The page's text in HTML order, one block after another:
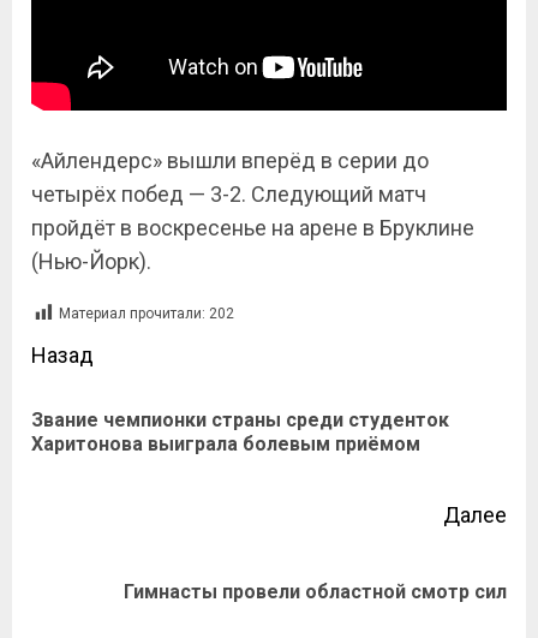
«Айлендерс» вышли вперёд в серии до
четырёх побед — 3-2. Следующий матч
пройдёт в воскресенье на арене в Бруклине
(Нью-Йорк).
Материал прочитали: 202
Назад
Звание чемпионки страны среди студенток
Харитонова выиграла болевым приёмом
Далее
Гимнасты провели областной смотр сил